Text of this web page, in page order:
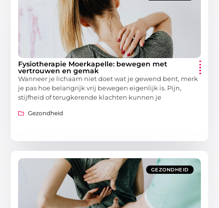
Fysiotherapie Moerkapelle: bewegen met
vertrouwen en gemak
Wanneer je lichaam niet doet wat je gewend bent, merk
je pas hoe belangrijk vrij bewegen eigenlijk is. Pijn,
stijfheid of terugkerende klachten kunnen je
Gezondheid
GEZONDHEID